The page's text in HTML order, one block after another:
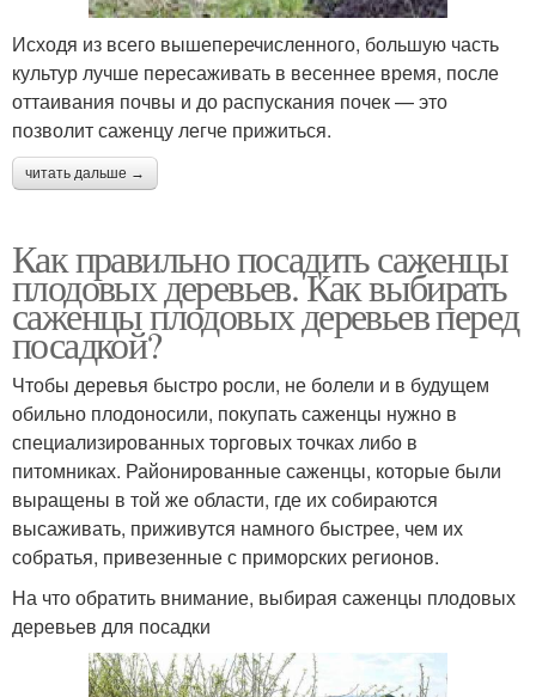
Исходя из всего вышеперечисленного, большую часть
культур лучше пересаживать в весеннее время, после
оттаивания почвы и до распускания почек — это
позволит саженцу легче прижиться.
читать дальше →
Как правильно посадить саженцы
плодовых деревьев. Как выбирать
саженцы плодовых деревьев перед
посадкой?
Чтобы деревья быстро росли, не болели и в будущем
обильно плодоносили, покупать саженцы нужно в
специализированных торговых точках либо в
питомниках. Районированные саженцы, которые были
выращены в той же области, где их собираются
высаживать, приживутся намного быстрее, чем их
собратья, привезенные с приморских регионов.
На что обратить внимание, выбирая саженцы плодовых
деревьев для посадки